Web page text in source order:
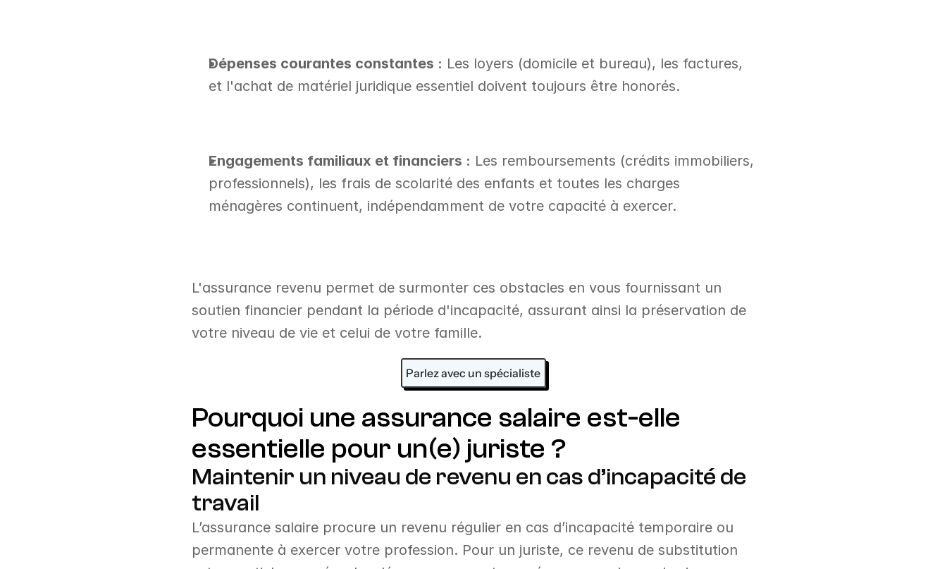
Dépenses courantes constantes : Les loyers (domicile et bureau), les factures,
et l'achat de matériel juridique essentiel doivent toujours être honorés.
Engagements familiaux et financiers : Les remboursements (crédits immobiliers,
professionnels), les frais de scolarité des enfants et toutes les charges
ménagères continuent, indépendamment de votre capacité à exercer.
L'assurance revenu permet de surmonter ces obstacles en vous fournissant un
soutien financier pendant la période d'incapacité, assurant ainsi la préservation de
votre niveau de vie et celui de votre famille.
Parlez avec un spécialiste
Pourquoi une assurance salaire est-elle
essentielle pour un(e) juriste ?
Maintenir un niveau de revenu en cas d’incapacité de
travail
L’assurance salaire procure un revenu régulier en cas d’incapacité temporaire ou
permanente à exercer votre profession. Pour un juriste, ce revenu de substitution